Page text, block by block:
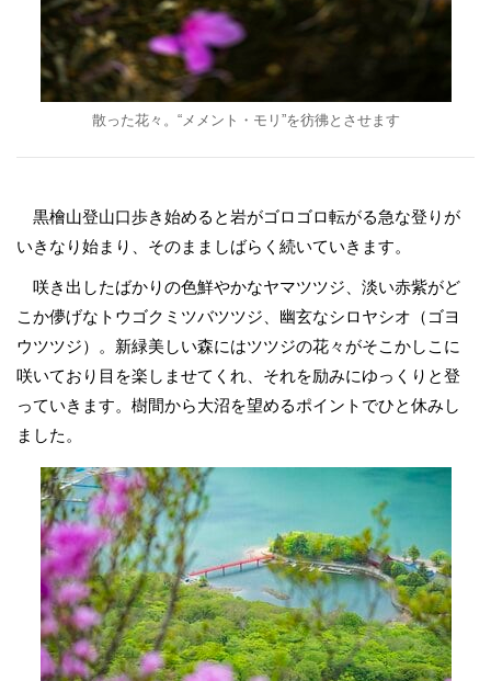
散った花々。“メメント・モリ”を彷彿とさせます
黒檜山登山口歩き始めると岩がゴロゴロ転がる急な登りが
いきなり始まり、そのまましばらく続いていきます。
咲き出したばかりの色鮮やかなヤマツツジ、淡い赤紫がど
こか儚げなトウゴクミツバツツジ、幽玄なシロヤシオ（ゴヨ
ウツツジ）。新緑美しい森にはツツジの花々がそこかしこに
咲いており目を楽しませてくれ、それを励みにゆっくりと登
っていきます。樹間から大沼を望めるポイントでひと休みし
ました。